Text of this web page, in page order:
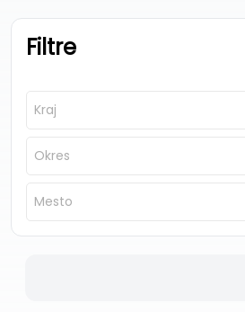
Filtre
Kraj
Okres
Mesto